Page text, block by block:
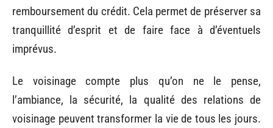
remboursement du crédit. Cela permet de préserver sa
tranquillité d’esprit et de faire face à d’éventuels
imprévus.
Le voisinage compte plus qu’on ne le pense,
l’ambiance, la sécurité, la qualité des relations de
voisinage peuvent transformer la vie de tous les jours.